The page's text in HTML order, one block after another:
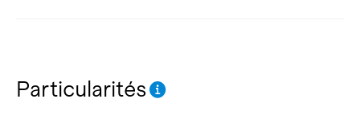
Particularités